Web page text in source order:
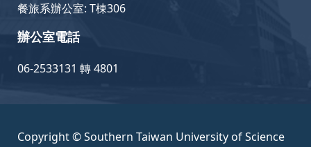
餐旅系辦公室: T棟306
辦公室電話
06-2533131 轉 4801
Copyright © Southern Taiwan University of Science